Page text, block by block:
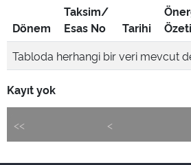
Dönem
Taksim/
Esas No
Tarihi
Özeti
Tabloda herhangi bir veri mevcut
Kayıt yok
<< <